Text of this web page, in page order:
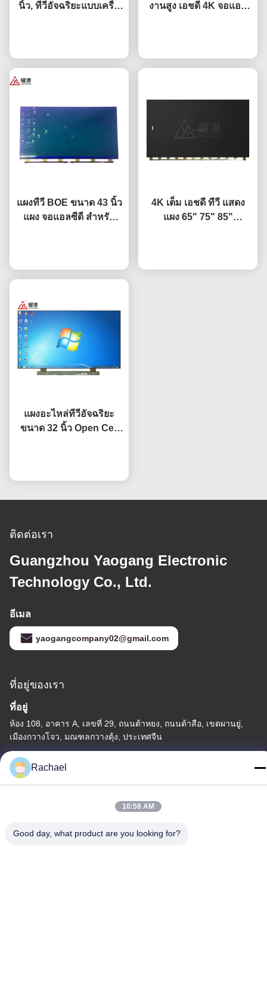
นิ้ว, ทีวีอัจฉริยะแบบเครือ
งานสูง เอชดี 4K จอแอล
แผงทีวี BOE ขนาด 43 นิ้ว
แผง จอแอลซีดี สำหรับ
4K เต็ม เอชดี ทีวี แสดง
แผง 65" 75" 85"
แผงอะไหล่ทีวีอัจฉริยะ
ขนาด 32 นิ้ว Open Cell
ติดต่อเรา
Guangzhou Yaogang Electronic
Technology Co., Ltd.
อีเมล
yaogangcompany02@gmail.com
ที่อยู่ของเรา
ที่อยู่
ห้อง 108, อาคาร A, เลขที่ 29, ถนนต้าหยง, ถนนต้าสือ, เขตผานยู่,
เมืองกวางโจว, มณฑลกวางตุ้ง, ประเทศจีน
โทร
0086-15112103717
Rachael
10:58 AM
Good day, what product are you looking for?